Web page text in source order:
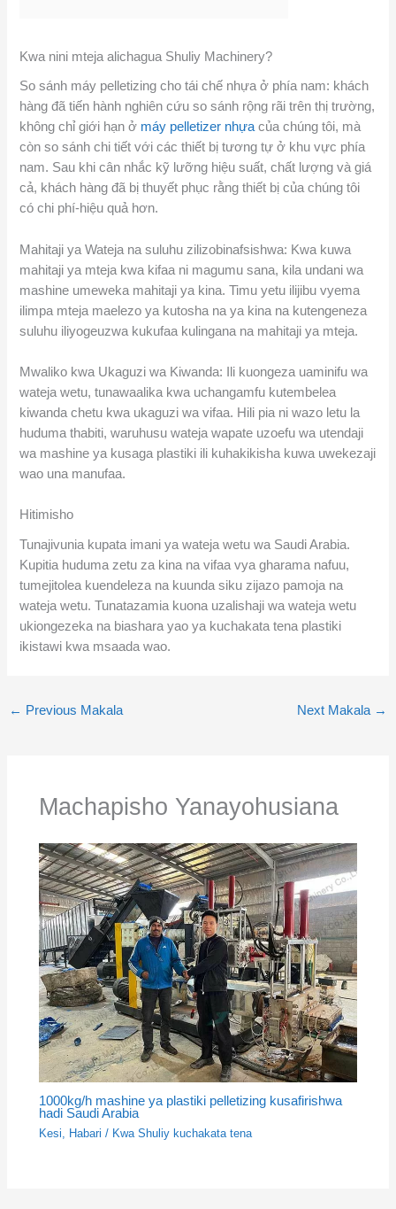
Kwa nini mteja alichagua Shuliy Machinery?
So sánh máy pelletizing cho tái chế nhựa ở phía nam: khách
hàng đã tiến hành nghiên cứu so sánh rộng rãi trên thị trường,
không chỉ giới hạn ở máy pelletizer nhựacủa chúng tôi, mà
còn so sánh chi tiết với các thiết bị tương tự ở khu vực phía
nam. Sau khi cân nhắc kỹ lưỡng hiệu suất, chất lượng và giá
cả, khách hàng đã bị thuyết phục rằng thiết bị của chúng tôi
có chi phí-hiệu quả hơn.
Mahitaji ya Wateja na suluhu zilizobinafsishwa: Kwa kuwa
mahitaji ya mteja kwa kifaa ni magumu sana, kila undani wa
mashine umeweka mahitaji ya kina. Timu yetu ilijibu vyema
ilimpa mteja maelezo ya kutosha na ya kina na kutengeneza
suluhu iliyogeuzwa kukufaa kulingana na mahitaji ya mteja.
Mwaliko kwa Ukaguzi wa Kiwanda: Ili kuongeza uaminifu wa
wateja wetu, tunawaalika kwa uchangamfu kutembelea
kiwanda chetu kwa ukaguzi wa vifaa. Hili pia ni wazo letu la
huduma thabiti, waruhusu wateja wapate uzoefu wa utendaji
wa mashine ya kusaga plastiki ili kuhakikisha kuwa uwekezaji
wao una manufaa.
Hitimisho
Tunajivunia kupata imani ya wateja wetu wa Saudi Arabia.
Kupitia huduma zetu za kina na vifaa vya gharama nafuu,
tumejitolea kuendeleza na kuunda siku zijazo pamoja na
wateja wetu. Tunatazamia kuona uzalishaji wa wateja wetu
ukiongezeka na biashara yao ya kuchakata tena plastiki
ikistawi kwa msaada wao.
← Previous Makala Next Makala →
Machapisho Yanayohusiana
1000kg/h mashine ya plastiki pelletizing kusafirishwa
hadi Saudi Arabia
Kesi, Habari / KwaShuliy kuchakata tena